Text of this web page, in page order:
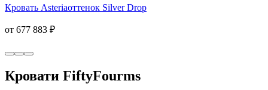
Кровать Asteriaоттенок Silver Drop
от 677 883 ₽
Кровати FiftyFourms